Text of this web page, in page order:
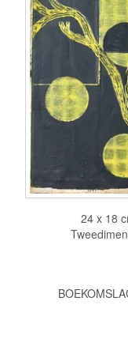
24 x 18